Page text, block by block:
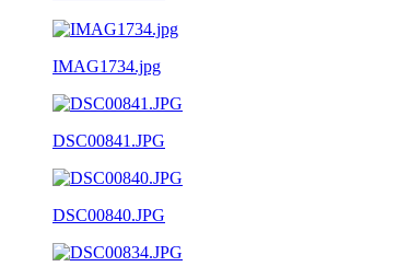
IMAG1734.jpg
DSC00841.JPG
DSC00840.JPG